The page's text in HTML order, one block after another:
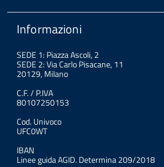
Informazioni
SEDE 1: Piazza Ascoli, 2
SEDE 2: Via Carlo Pisacane, 11
20129, Milano
C.F. / P.IVA
80107250153
Cod. Univoco
UFC0WT
IBAN
Linee guida AGID. Determina 209/2018